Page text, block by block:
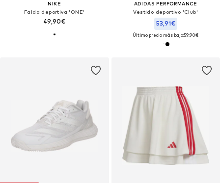
NIKE
Falda deportiva 'ONE'
49,90€
ADIDAS PERFORMANCE
Vestido deportivo 'Club'
53,91€
Último precio más bajo:59,90€